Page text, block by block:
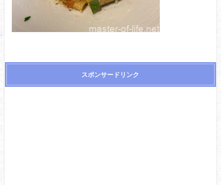
スポンサードリンク